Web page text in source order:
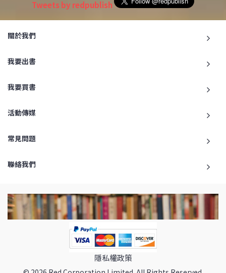
Tweets by redpublish
關於我們
我要出書
我要買書
活動傳媒
常見問題
聯絡我們
隱私權政策